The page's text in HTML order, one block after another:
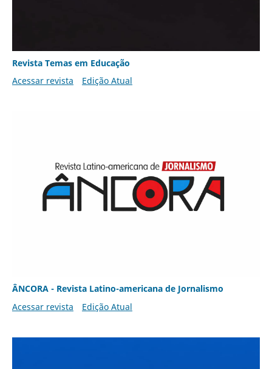
Revista Temas em Educação
Acessar revista
Edição Atual
ÂNCORA - Revista Latino-americana de Jornalismo
Acessar revista
Edição Atual